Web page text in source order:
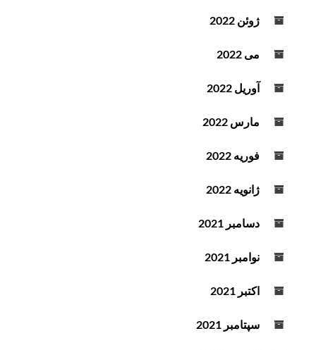
ژوئن 2022
می 2022
آوریل 2022
مارس 2022
فوریه 2022
ژانویه 2022
دسامبر 2021
نوامبر 2021
اکتبر 2021
سپتامبر 2021